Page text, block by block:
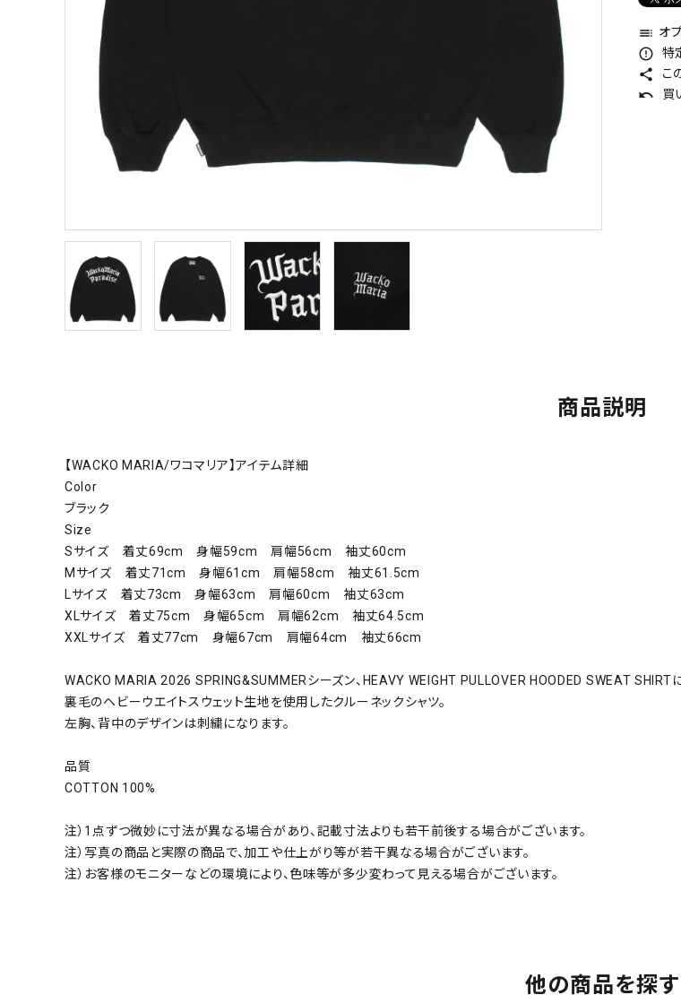
toc オ
error_outline 特
share こ
undo 買
商品説明
【WACKO MARIA/ワコマリア】アイテム詳細
Color
ブラック
Size
Sサイズ 着丈69cm 身幅59cm 肩幅56cm 袖丈60cm
Mサイズ 着丈71cm 身幅61cm 肩幅58cm 袖丈61.5cm
Lサイズ 着丈73cm 身幅63cm 肩幅60cm 袖丈63cm
XLサイズ 着丈75cm 身幅65cm 肩幅62cm 袖丈64.5cm
XXLサイズ 着丈77cm 身幅67cm 肩幅64cm 袖丈66cm
WACKO MARIA 2026 SPRING&SUMMERシーズン、HEAVY WEIGHT PULLOVER HOODED SWEAT SHIRTに
裏毛のヘビーウエイトスウェット生地を使用したクルーネックシャツ。
左胸、背中のデザインは刺繍になります。
品質
COTTON 100%
注）1点ずつ微妙に寸法が異なる場合があり、記載寸法よりも若干前後する場合がございます。
注）写真の商品と実際の商品で、加工や仕上がり等が若干異なる場合がございます。
注）お客様のモニターなどの環境により、色味等が多少変わって見える場合がございます。
他の商品を探す